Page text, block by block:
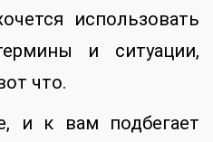
использовать
и ситуации,
что.
и к вам подбегает